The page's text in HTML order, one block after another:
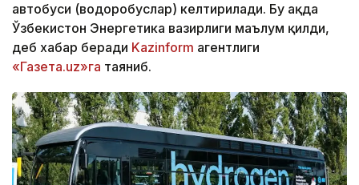
автобуси (водоробуслар) келтирилади. Бу ҳақда
Ўзбекистон Энергетика вазирлиги маълум қилди,
деб хабар беради Kazinform агентлиги
«Газета.uz»га таяниб.